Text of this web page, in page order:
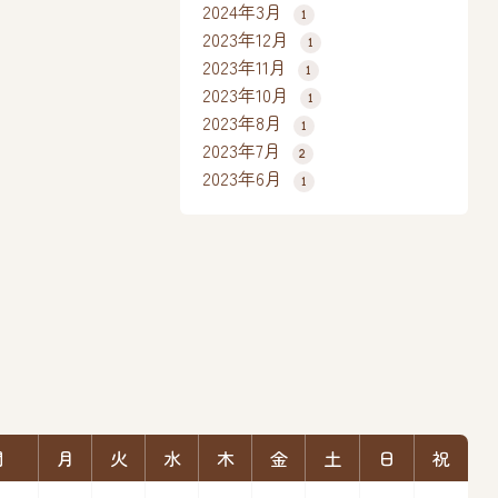
2024年3月 1
2023年12月 1
2023年11月 1
2023年10月 1
2023年8月 1
2023年7月 2
2023年6月 1
月 火 水 木 金 土 日 祝